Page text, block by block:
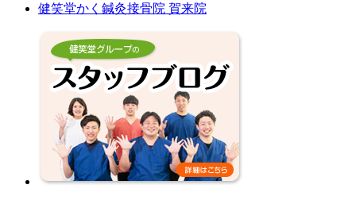
健笑堂かく鍼灸接骨院 賀来院